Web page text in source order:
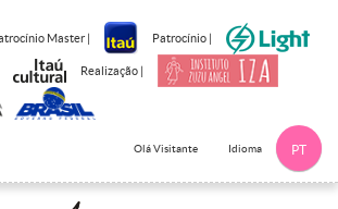
Master | Patrocínio |
Realização |
Olá Visitante Idioma PT